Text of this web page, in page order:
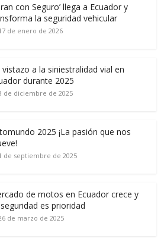
con Seguro’ llega a Ecuador y
la seguridad vehicular
de enero de 2026
vistazo a la siniestralidad vial en
durante 2025
de diciembre de 2025
2025 ¡La pasión que nos
de septiembre de 2025
de motos en Ecuador crece y
es prioridad
de marzo de 2025